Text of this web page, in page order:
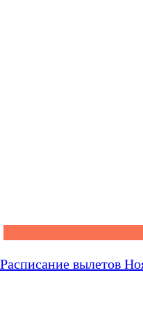
Расписание вылетов